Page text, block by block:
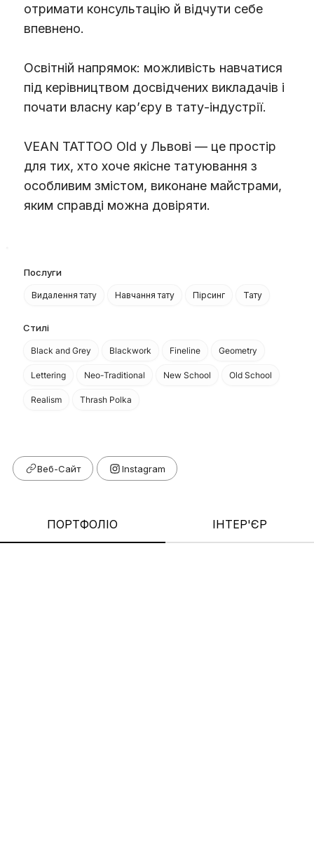
отримати консультацію й відчути себе
впевнено.
Освітній напрямок: можливість навчатися
під керівництвом досвідчених викладачів і
почати власну кар’єру в тату-індустрії.
VEAN TATTOO Old у Львові — це простір
для тих, хто хоче якісне татуювання з
особливим змістом, виконане майстрами,
яким справді можна довіряти.
Послуги
Видалення тату Навчання тату Пірсинг Тату
Стилі
Black and Grey Blackwork Fineline Geometry
Lettering Neo-Traditional New School Old School
Realism Thrash Polka
Веб-Сайт
ПОРТФОЛІО ІНТЕР'ЄР